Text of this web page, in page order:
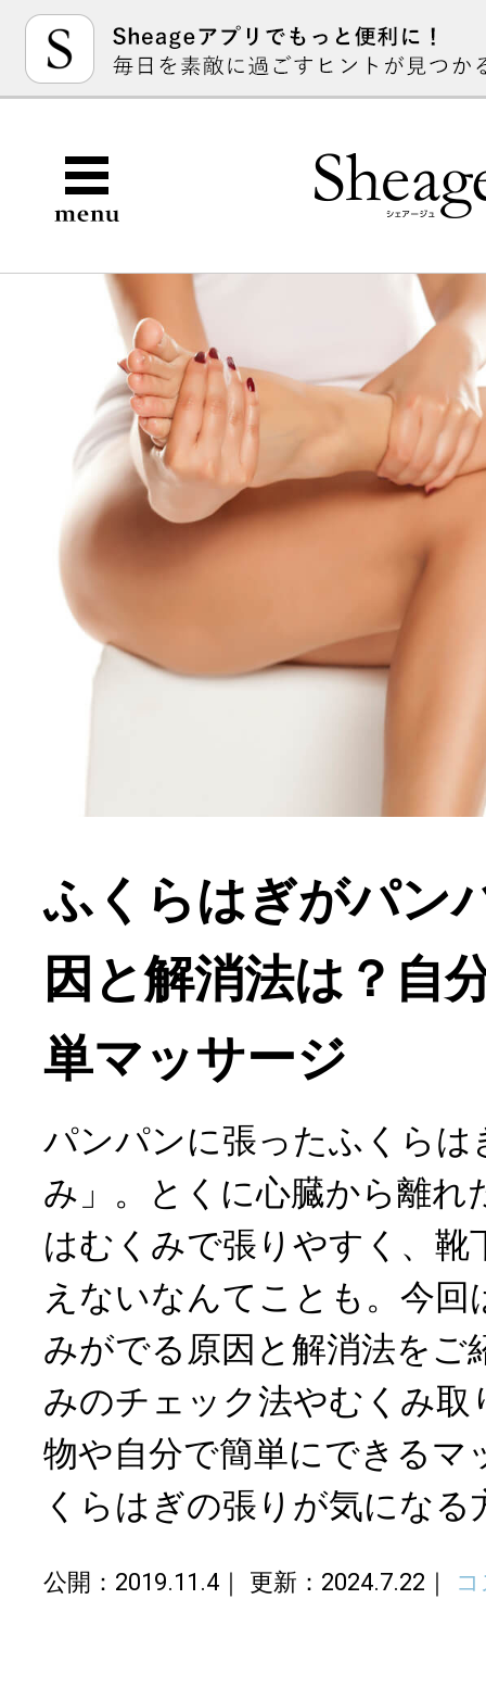
ふくらはぎがパン
因と解消法は？自
単マッサージ
パンパンに張ったふくらは
み」。とくに心臓から離れ
はむくみで張りやすく、靴
えないなんてことも。今
みがでる原因と解消法をご
みのチェック法やむくみ取
物や自分で簡単にできるマ
くらはぎの張りが気になる
公開：2019.11.4 更新：2024.7.22